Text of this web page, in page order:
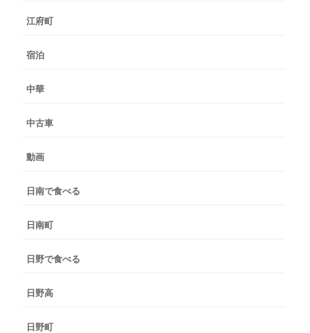
江府町
宿泊
中華
中古車
動画
日南で食べる
日南町
日野で食べる
日野高
日野町